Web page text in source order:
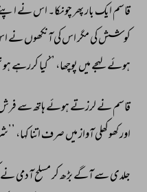
قاسم ایک بار پھر چونکا۔ اس نے
کوشش کی مگر اس کی آنکھوں نے
ہوئے لہجے میں پوچھا، ’’کیا کررہے ہو
قاسم نے لرزتے ہوئے ہاتھ سے
اور کھوکھلی آواز میں صرف اتنا کہا،
جلدی سے آگے بڑھ کر مسلح آدمی نے